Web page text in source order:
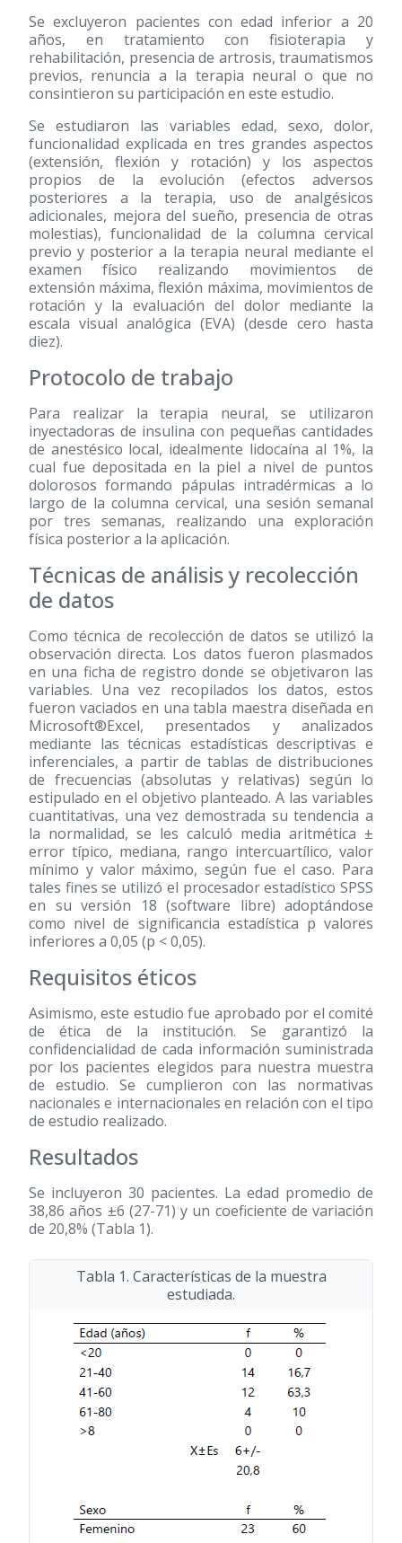
Se excluyeron pacientes con edad inferior a 20
años, en tratamiento con fisioterapia y
rehabilitación, presencia de artrosis, traumatismos
previos, renuncia a la terapia neural o que no
consintieron su participación en este estudio.
Se estudiaron las variables edad, sexo, dolor,
funcionalidad explicada en tres grandes aspectos
(extensión, flexión y rotación) y los aspectos
propios de la evolución (efectos adversos
posteriores a la terapia, uso de analgésicos
adicionales, mejora del sueño, presencia de otras
molestias), funcionalidad de la columna cervical
previo y posterior a la terapia neural mediante el
examen físico realizando movimientos de
extensión máxima, flexión máxima, movimientos de
rotación y la evaluación del dolor mediante la
escala visual analógica (EVA) (desde cero hasta
diez).
Protocolo de trabajo
Para realizar la terapia neural, se utilizaron
inyectadoras de insulina con pequeñas cantidades
de anestésico local, idealmente lidocaína al 1%, la
cual fue depositada en la piel a nivel de puntos
dolorosos formando pápulas intradérmicas a lo
largo de la columna cervical, una sesión semanal
por tres semanas, realizando una exploración
física posterior a la aplicación.
Técnicas de análisis y recolección
de datos
Como técnica de recolección de datos se utilizó la
observación directa. Los datos fueron plasmados
en una ficha de registro donde se objetivaron las
variables. Una vez recopilados los datos, estos
fueron vaciados en una tabla maestra diseñada en
Microsoft®Excel, presentados y analizados
mediante las técnicas estadísticas descriptivas e
inferenciales, a partir de tablas de distribuciones
de frecuencias (absolutas y relativas) según lo
estipulado en el objetivo planteado. A las variables
cuantitativas, una vez demostrada su tendencia a
la normalidad, se les calculó media aritmética ±
error típico, mediana, rango intercuartílico, valor
mínimo y valor máximo, según fue el caso. Para
tales fines se utilizó el procesador estadístico SPSS
en su versión 18 (software libre) adoptándose
como nivel de significancia estadística p valores
inferiores a 0,05 (p < 0,05).
Requisitos éticos
Asimismo, este estudio fue aprobado por el comité
de ética de la institución. Se garantizó la
confidencialidad de cada información suministrada
por los pacientes elegidos para nuestra muestra
de estudio. Se cumplieron con las normativas
nacionales e internacionales en relación con el tipo
de estudio realizado.
Resultados
Se incluyeron 30 pacientes. La edad promedio de
38,86 años ±6 (27-71) y un coeficiente de variación
de 20,8% (Tabla 1).
Tabla 1. Características de la muestra
estudiada.